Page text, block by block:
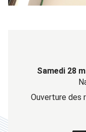
Samedi 28
Ouverture des